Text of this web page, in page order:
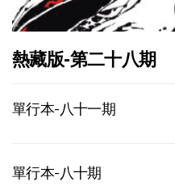
熱藏版-第二十八期
單行本-八十一期
單行本-八十期